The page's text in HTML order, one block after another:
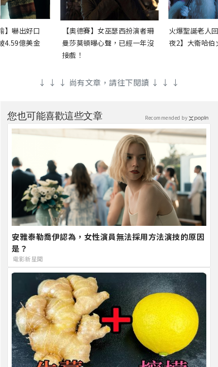
】嚇出好口
4.59億美金
【奧德賽】女巫瑟西扮演者珊
曼莎莫頓曝心聲，已經一年沒
接戲！
火爆聖誕老人
夜2】大衛哈伯
↓ ↓ ↓ 尚有文章，請往下閱讀 ↓ ↓ ↓
您也可能喜歡這些文章
安雅泰勒喬伊認為，女性演員無法採用方法演技的原因
是？
電影新星聞
Recommended by